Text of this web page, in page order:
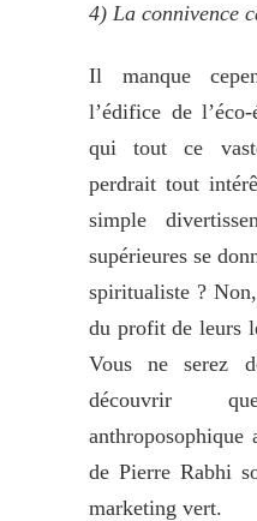
4) La connivence
Il manque
l’édifice de
qui tout ce
perdrait tout
simple
supérieures se
spiritualiste ?
du profit de leurs
Vous ne serez
découvrir
de Pierre Rabhi
marketing vert.